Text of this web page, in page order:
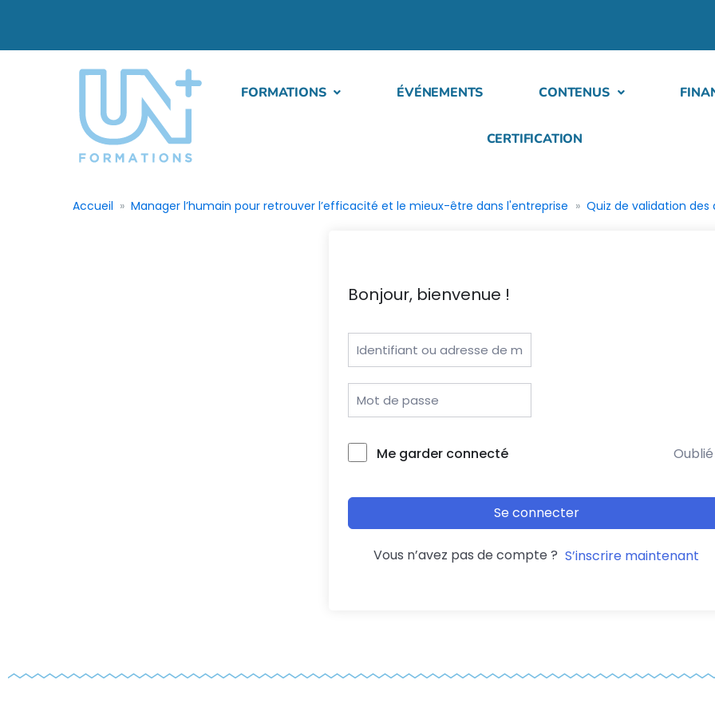
FORMATIONS ÉVÉNEMENTS CONTENUS
CERTIFICATION
Accueil Manager l’humain pour retrouver l’efficacité et le mieux-être dans l'entreprise Quiz de validation des
Bonjour, bienvenue !
Me garder connecté
Se connecter
Vous n’avez pas de compte ? S’inscrire maintenant